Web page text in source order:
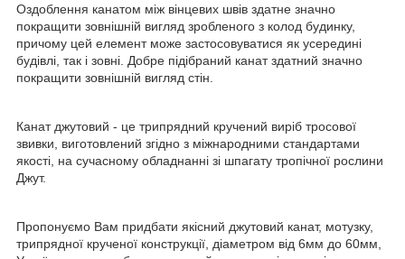
Оздоблення канатом між вінцевих швів здатне значно
покращити зовнішній вигляд зробленого з колод будинку,
причому цей елемент може застосовуватися як усередині
будівлі, так і зовні. Добре підібраний канат здатний значно
покращити зовнішній вигляд стін.
Канат джутовий - це трипрядний кручений виріб тросової
звивки, виготовлений згідно з міжнародними стандартами
якості, на сучасному обладнанні зі шпагату тропічної рослини
Джут.
Пропонуємо Вам придбати якісний джутовий канат, мотузку,
трипрядної крученої конструкції, діаметром від 6мм до 60мм,